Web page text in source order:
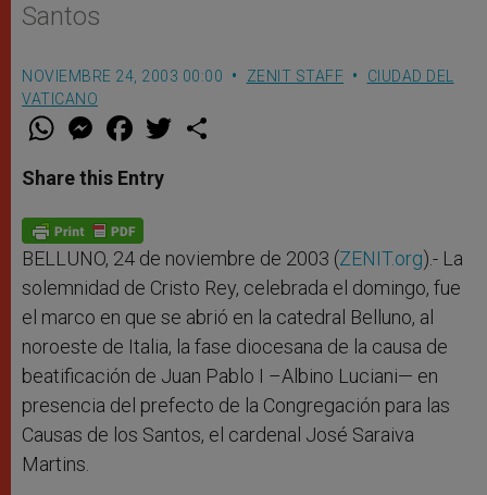
Santos
NOVIEMBRE 24, 2003 00:00 ZENIT STAFF
CIUDAD DEL
VATICANO
W
t
s
p
p
M
e
s
e
g
e
r
F
a
e
b
o
k
w
Share this Entry
BELLUNO, 24 de noviembre de 2003 (ZENIT.org).- La
solemnidad de Cristo Rey, celebrada el domingo, fue
el marco en que se abrió en la catedral Belluno, al
noroeste de Italia, la fase diocesana de la causa de
beatificación de Juan Pablo I –Albino Luciani— en
presencia del prefecto de la Congregación para las
Causas de los Santos, el cardenal José Saraiva
Martins.